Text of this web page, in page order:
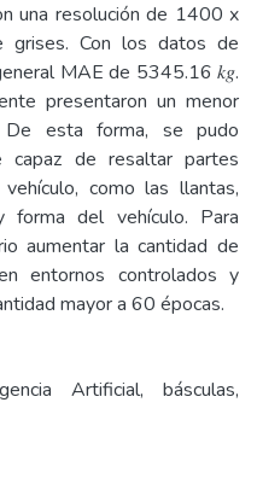
una resolución de 1400 x
Con los datos de
MAE de 5345.16 𝑘𝑔.
presentaron un menor
esta forma, se pudo
de resaltar partes
como las llantas,
forma del vehículo. Para
aumentar la cantidad de
entornos controlados y
mayor a 60 épocas.
Artificial, básculas,